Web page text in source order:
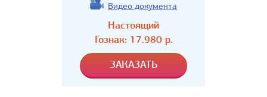
Видео документа
Настоящий
Гознак: 17.980р.